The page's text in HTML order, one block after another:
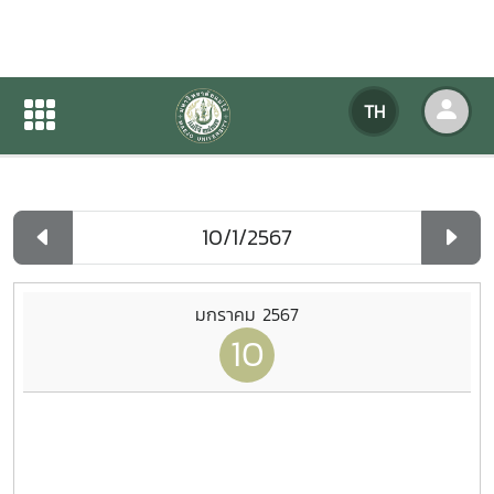
TH
ปฏิทินกิจกรรมของหน่วยงาน
ปฏิทินกิจกรรมของหน่วยงาน
มกราคม 2567
10